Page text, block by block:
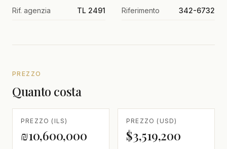
Rif. agenzia TL 2491 Riferimento 342-6732
PREZZO
Quanto costa
PREZZO (ILS)
₪10,600,000
PREZZO (USD)
$3,519,200